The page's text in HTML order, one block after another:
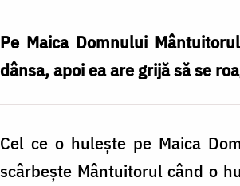
Pe Maica Domnului
dânsa, apoi ea are grijă să se
Cel ce o hulește pe Maica
scârbește Mântuitorul când o